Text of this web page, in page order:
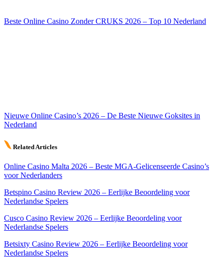
Beste Online Casino Zonder CRUKS 2026 – Top 10 Nederland
Nieuwe Online Casino’s 2026 – De Beste Nieuwe Goksites in
Nederland
Related Articles
Online Casino Malta 2026 – Beste MGA-Gelicenseerde Casino’s
voor Nederlanders
Betspino Casino Review 2026 – Eerlijke Beoordeling voor
Nederlandse Spelers
Cusco Casino Review 2026 – Eerlijke Beoordeling voor
Nederlandse Spelers
Betsixty Casino Review 2026 – Eerlijke Beoordeling voor
Nederlandse Spelers